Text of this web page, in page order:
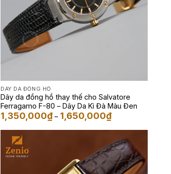
DÂY DA ĐỒNG HỒ
Dây da đồng hồ thay thế cho Salvatore
Ferragamo F-80 – Dây Da Kì Đà Màu Đen
1,350,000₫ – 1,650,000₫Khoảng
giá:
từ
đến
1,650,000₫